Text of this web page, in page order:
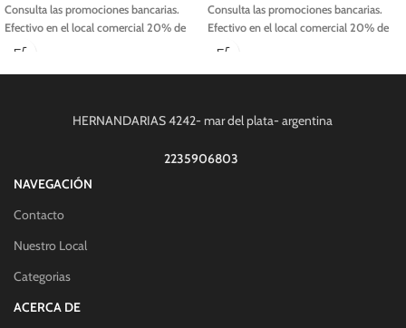
Consulta las promociones bancarias.
Efectivo en el local comercial 20% de
descuento
Consulta las promociones bancarias.
Efectivo en el local comercial 20% de
descuento
HERNANDARIAS 4242- mar del plata- argentina
2235906803
NAVEGACIÓN
Contacto
Nuestro Local
Categorias
ACERCA DE